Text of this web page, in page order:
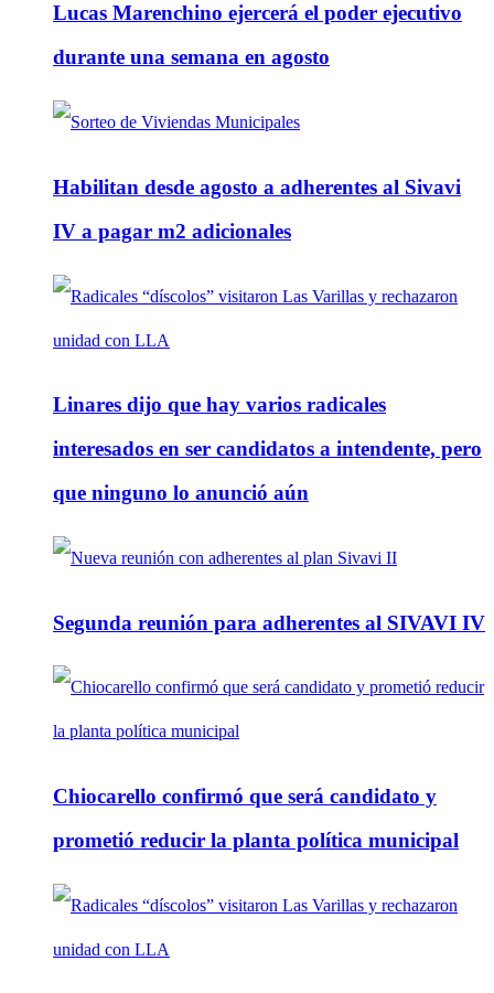
Lucas Marenchino ejercerá el poder ejecutivo
durante una semana en agosto
Habilitan desde agosto a adherentes al Sivavi
IV a pagar m2 adicionales
Linares dijo que hay varios radicales
interesados en ser candidatos a intendente, pero
que ninguno lo anunció aún
Segunda reunión para adherentes al SIVAVI IV
Chiocarello confirmó que será candidato y
prometió reducir la planta política municipal